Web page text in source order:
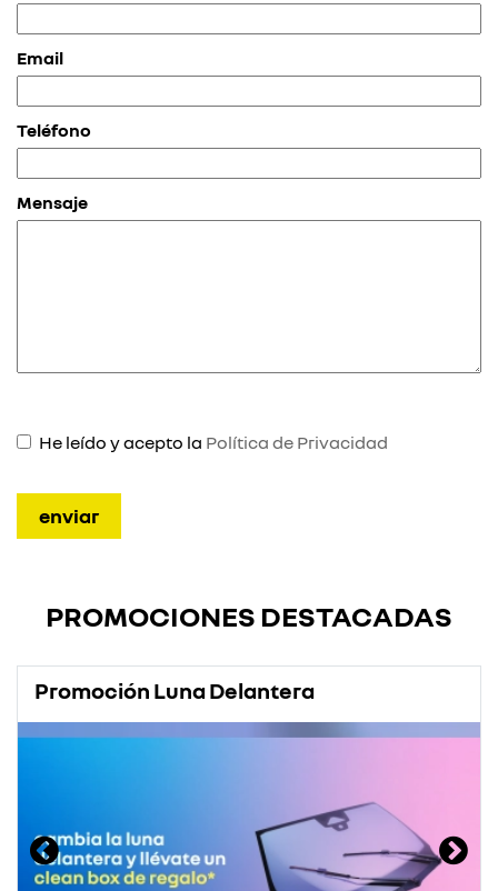
Email
Teléfono
Mensaje
He leído y acepto la Política de Privacidad
PROMOCIONES DESTACADAS
Promoción Luna Delantera